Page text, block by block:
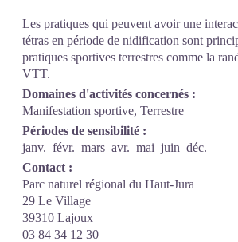
Les pratiques qui peuvent avoir une
tétras en période de nidification sont
pratiques sportives terrestres comme la
VTT.
Domaines d'activités concernés :
Manifestation sportive, Terrestre
Périodes de sensibilité :
janv. févr. mars avr. mai juin déc.
Contact :
Parc naturel régional du Haut-Jura
29 Le Village
39310 Lajoux
03 84 34 12 30